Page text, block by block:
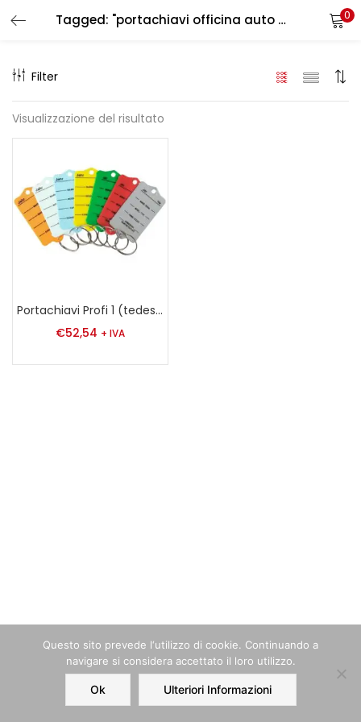
Tagged: "portachiavi officina auto internazionale" 0
Home Order Account
Filter
Visualizzazione del risultato
Portachiavi Profi 1 (tedesco, inglese, francese, olandese)
€52,54 + IVA
LOGIN REGISTER
Enter your username and password to login.
Remember me
Questo sito prevede l‘utilizzo di cookie. Continuando a
navigare si considera accettato il loro utilizzo.
Ok Ulteriori Informazioni